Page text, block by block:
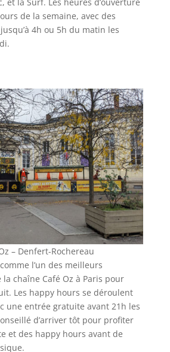
de la semaine, avec des
4h ou 5h du matin les
​.
– Denfert-Rochereau
l’un des meilleurs
chaîne Café Oz à Paris pour
Les happy hours se déroulent
une entrée gratuite avant 21h les
d’arriver tôt pour profiter
et des happy hours avant de
​.